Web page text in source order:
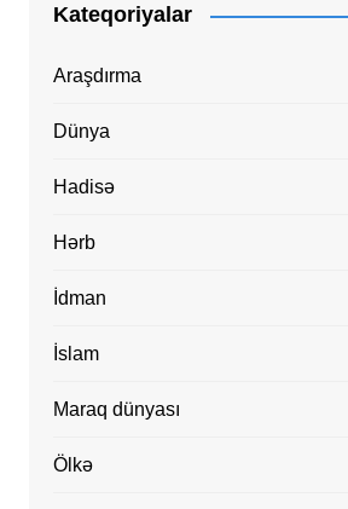
Kateqoriyalar
Araşdırma
Dünya
Hadisə
Hərb
İdman
İslam
Maraq dünyası
Ölkə